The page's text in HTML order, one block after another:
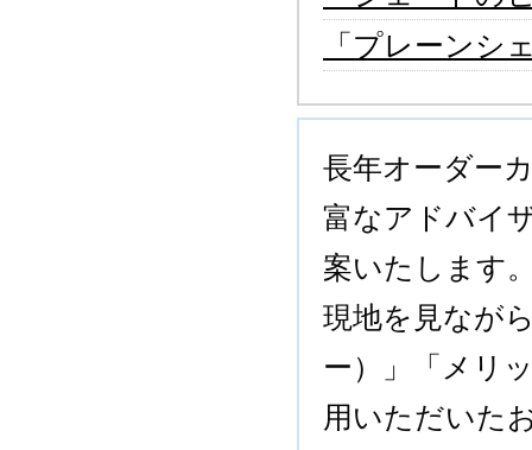
「プレーンシ
長年オーダー
富なアドバイ
案いたします
現地を見なが
ー）」「メリ
用いただいた